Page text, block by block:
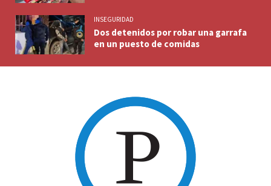
INSEGURIDAD
Dos detenidos por robar una garrafa
en un puesto de comidas